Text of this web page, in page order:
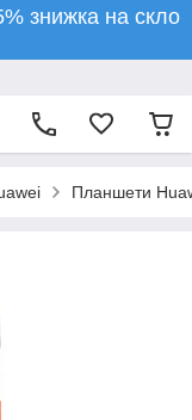
знижка на скло
Планшети